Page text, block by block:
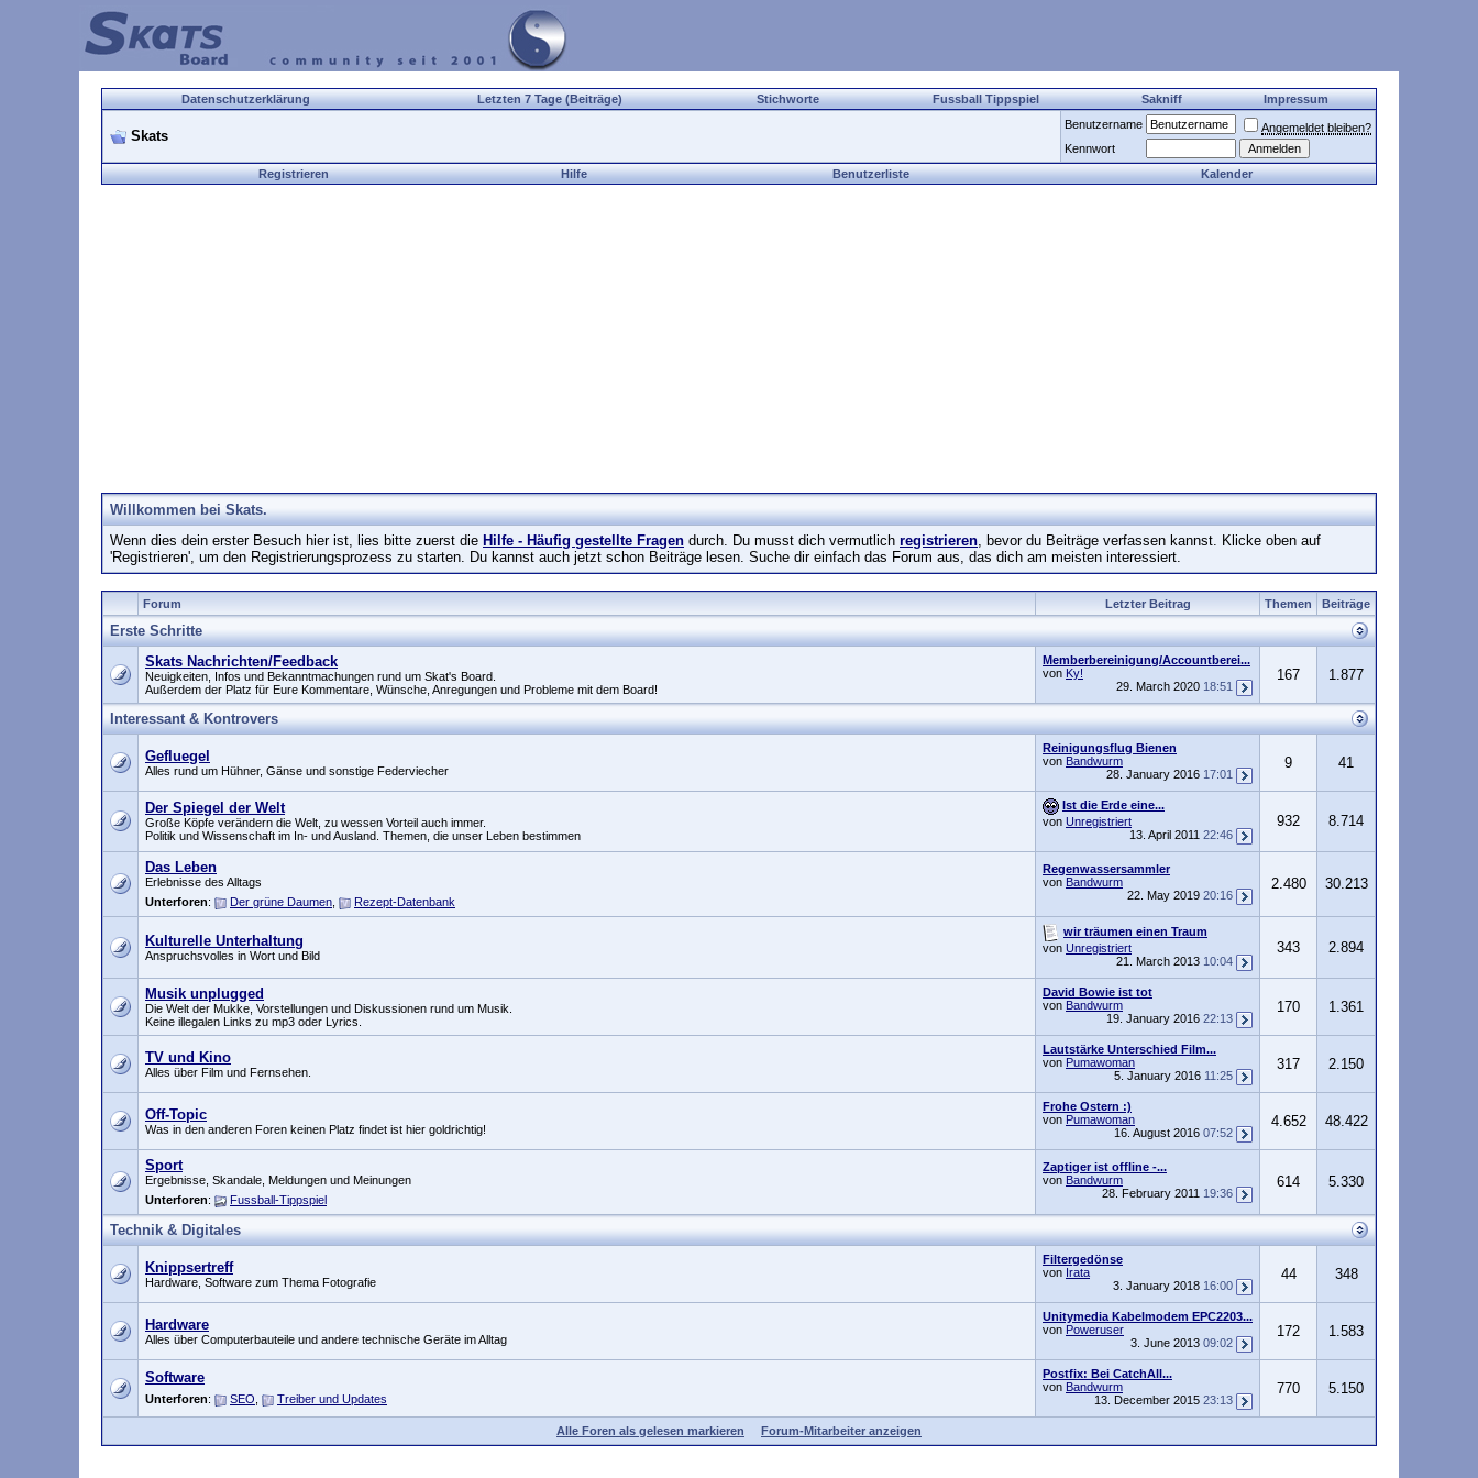
Datenschutzerklärung Letzten 7 Tage (Beiträge) Stichworte Fussball Tippspiel Sakniff Impressum
Skats
Benutzername
Angemeldet bleiben?
Kennwort
Registrieren
Hilfe Benutzerliste Kalender
Willkommen bei Skats.
Wenn dies dein erster Besuch hier ist, lies bitte zuerst die Hilfe - Häufig gestellte Fragen durch. Du musst dich vermutlich registrieren, bevor du Beiträge verfassen kannst. Klicke oben auf
'Registrieren', um den Registrierungsprozess zu starten. Du kannst auch jetzt schon Beiträge lesen. Suche dir einfach das Forum aus, das dich am meisten interessiert.
Forum Letzter Beitrag Themen Beiträge
Erste Schritte
Skats Nachrichten/Feedback
Neuigkeiten, Infos und Bekanntmachungen rund um Skat's Board.
Außerdem der Platz für Eure Kommentare, Wünsche, Anregungen und Probleme mit dem Board!
Memberbereinigung/Accountberei...
von Ky!
29. March 2020 18:51
167 1.877
Interessant & Kontrovers
Gefluegel
Alles rund um Hühner, Gänse und sonstige Federviecher
Reinigungsflug Bienen
von Bandwurm
28. January 2016 17:01
9 41
Der Spiegel der Welt
Große Köpfe verändern die Welt, zu wessen Vorteil auch immer.
Politik und Wissenschaft im In- und Ausland. Themen, die unser Leben bestimmen
Ist die Erde eine...
von Unregistriert
13. April 2011 22:46
932 8.714
Das Leben
Erlebnisse des Alltags
Unterforen: Der grüne Daumen Rezept-Datenbank
Regenwassersammler
von Bandwurm
22. May 2019 20:16
2.480 30.213
Kulturelle Unterhaltung
Anspruchsvolles in Wort und Bild
wir träumen einen Traum
von Unregistriert
21. March 2013 10:04
343 2.894
Musik unplugged
Die Welt der Mukke, Vorstellungen und Diskussionen rund um Musik.
Keine illegalen Links zu mp3 oder Lyrics.
David Bowie ist tot
von Bandwurm
19. January 2016 22:13
170 1.361
TV und Kino
Alles über Film und Fernsehen.
Lautstärke Unterschied Film...
von Pumawoman
5. January 2016 11:25
317 2.150
Off-Topic
Was in den anderen Foren keinen Platz findet ist hier goldrichtig!
Frohe Ostern :)
von Pumawoman
16. August 2016 07:52
4.652 48.422
Sport
Ergebnisse, Skandale, Meldungen und Meinungen
Unterforen: Fussball-Tippspiel
Zaptiger ist offline -...
von Bandwurm
28. February 2011 19:36
614 5.330
Technik & Digitales
Knippsertreff
Hardware, Software zum Thema Fotografie
Filtergedönse
von Irata
3. January 2018 16:00
44 348
Hardware
Alles über Computerbauteile und andere technische Geräte im Alltag
Unitymedia Kabelmodem EPC2203...
von Poweruser
3. June 2013 09:02
172 1.583
Software
Unterforen: SEO Treiber und Updates
Postfix: Bei CatchAll...
von Bandwurm
13. December 2015 23:13
770 5.150
Alle Foren als gelesen markieren Forum-Mitarbeiter anzeigen